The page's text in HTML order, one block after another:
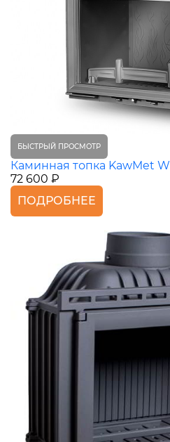
БЫСТРЫЙ ПРОСМОТР
Каминная топка KawMet
72 600 ₽
ПОДРОБНЕЕ